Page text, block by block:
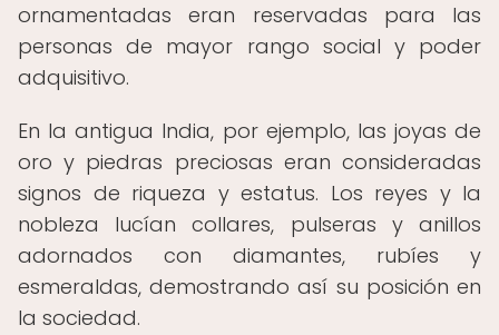
ornamentadas eran reservadas para las
personas de mayor rango social y poder
adquisitivo.
En la antigua India, por ejemplo, las joyas de
oro y piedras preciosas eran consideradas
signos de riqueza y estatus. Los reyes y la
nobleza lucían collares, pulseras y anillos
adornados con diamantes, rubíes y
esmeraldas, demostrando así su posición en
la sociedad.